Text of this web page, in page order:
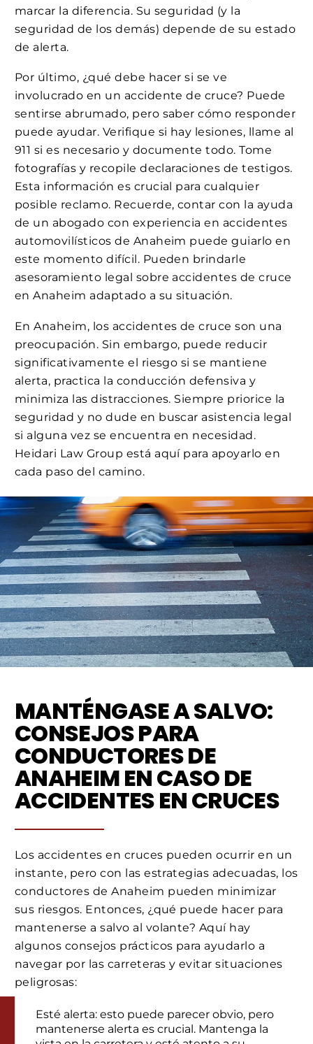
marcar la diferencia. Su seguridad (y la
seguridad de los demás) depende de su estado
de alerta.
Por último, ¿qué debe hacer si se ve
involucrado en un accidente de cruce? Puede
sentirse abrumado, pero saber cómo responder
puede ayudar. Verifique si hay lesiones, llame al
911 si es necesario y documente todo. Tome
fotografías y recopile declaraciones de testigos.
Esta información es crucial para cualquier
posible reclamo. Recuerde, contar con la ayuda
de un abogado con experiencia en accidentes
automovilísticos de Anaheim puede guiarlo en
este momento difícil. Pueden brindarle
asesoramiento legal sobre accidentes de cruce
en Anaheim adaptado a su situación.
En Anaheim, los accidentes de cruce son una
preocupación. Sin embargo, puede reducir
significativamente el riesgo si se mantiene
alerta, practica la conducción defensiva y
minimiza las distracciones. Siempre priorice la
seguridad y no dude en buscar asistencia legal
si alguna vez se encuentra en necesidad.
Heidari Law Group está aquí para apoyarlo en
cada paso del camino.
MANTÉNGASE A SALVO:
CONSEJOS PARA
CONDUCTORES DE
ANAHEIM EN CASO DE
ACCIDENTES EN CRUCES
Los accidentes en cruces pueden ocurrir en un
instante, pero con las estrategias adecuadas, los
conductores de Anaheim pueden minimizar
sus riesgos. Entonces, ¿qué puede hacer para
mantenerse a salvo al volante? Aquí hay
algunos consejos prácticos para ayudarlo a
navegar por las carreteras y evitar situaciones
peligrosas:
Esté alerta: esto puede parecer obvio, pero
mantenerse alerta es crucial. Mantenga la